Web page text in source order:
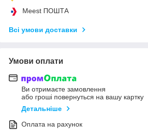
Meest ПОШТА
Всі умови доставки
Умови оплати
Ви отримаєте замовлення
або гроші повернуться на вашу картку
Детальніше
Оплата на рахунок